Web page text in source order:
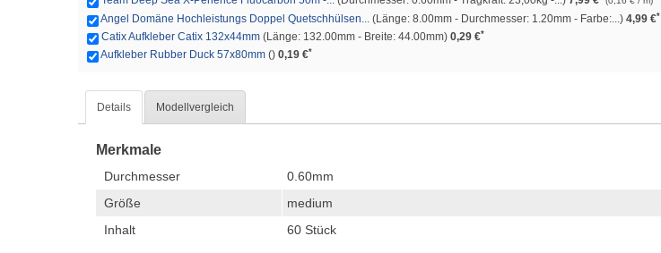
Angel Domäne Hochleistungs Doppel Quetschhülsen... (Länge: 8.00mm - Durchmesser: 1.20mm - Farbe:...) 4,99 €*
Catix Aufkleber Catix 132x44mm (Länge: 132.00mm - Breite: 44.00mm) 0,29 €*
Aufkleber Rubber Duck 57x80mm () 0,19 €*
Details Modellvergleich
Merkmale
Durchmesser
0.60mm
Größe
medium
Inhalt
60 Stück